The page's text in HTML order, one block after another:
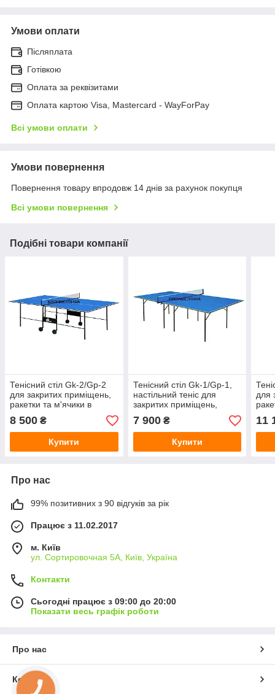
Умови оплати
Післяплата
Готівкою
Оплата за реквізитами
Оплата картою Visa, Mastercard - WayForPay
Всі умови оплати
Умови повернення
Повернення товару впродовж 14 днів за рахунок покупця
Всі умови повернення
Подібні товари компанії
Тенісний стіл Gk-2/Gp-2
для закритих приміщень,
ракетки та м'ячики в
подарунок!
8 500 ₴
Купити
Тенісний стіл Gk-1/Gp-1,
настільний теніс для
закритих приміщень,
ракетки та м'ячики в
подарунок!
7 900₴
Купити
для
11
Про нас
99% позитивних з 90 відгуків за рік
Працює з 11.02.2017
м. Київ
ул. Сортировочная 5А, Київ, Україна
Контакти
Сьогодні працює з 09:00 до 20:00
Показати весь графік роботи
Про нас
Контакти
КНОПКА
ЗВ'ЯЗКУ